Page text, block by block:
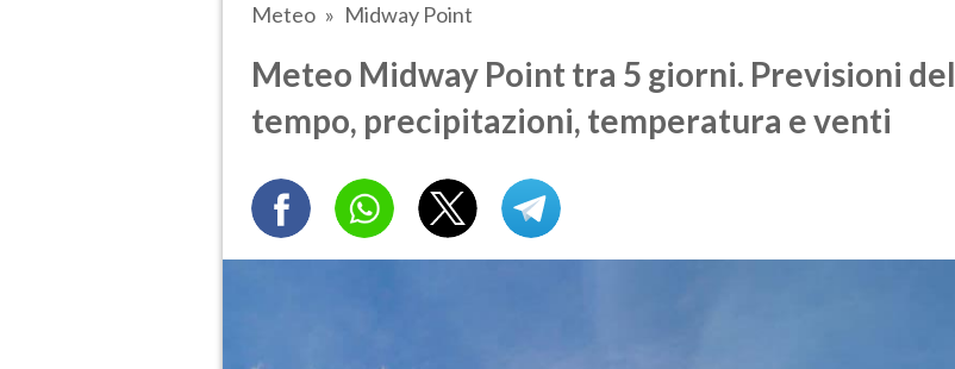
Meteo Midway Point
Meteo Midway Point tra 5 giorni. Previsioni del
tempo, precipitazioni, temperatura e venti